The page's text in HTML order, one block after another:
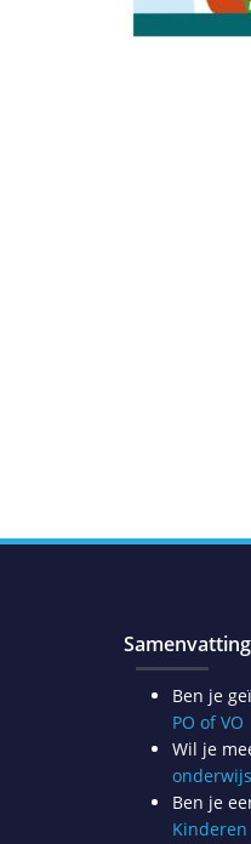
Samenvatting
Ben je
PO of VO
Wil je
Ben je
Kinderen